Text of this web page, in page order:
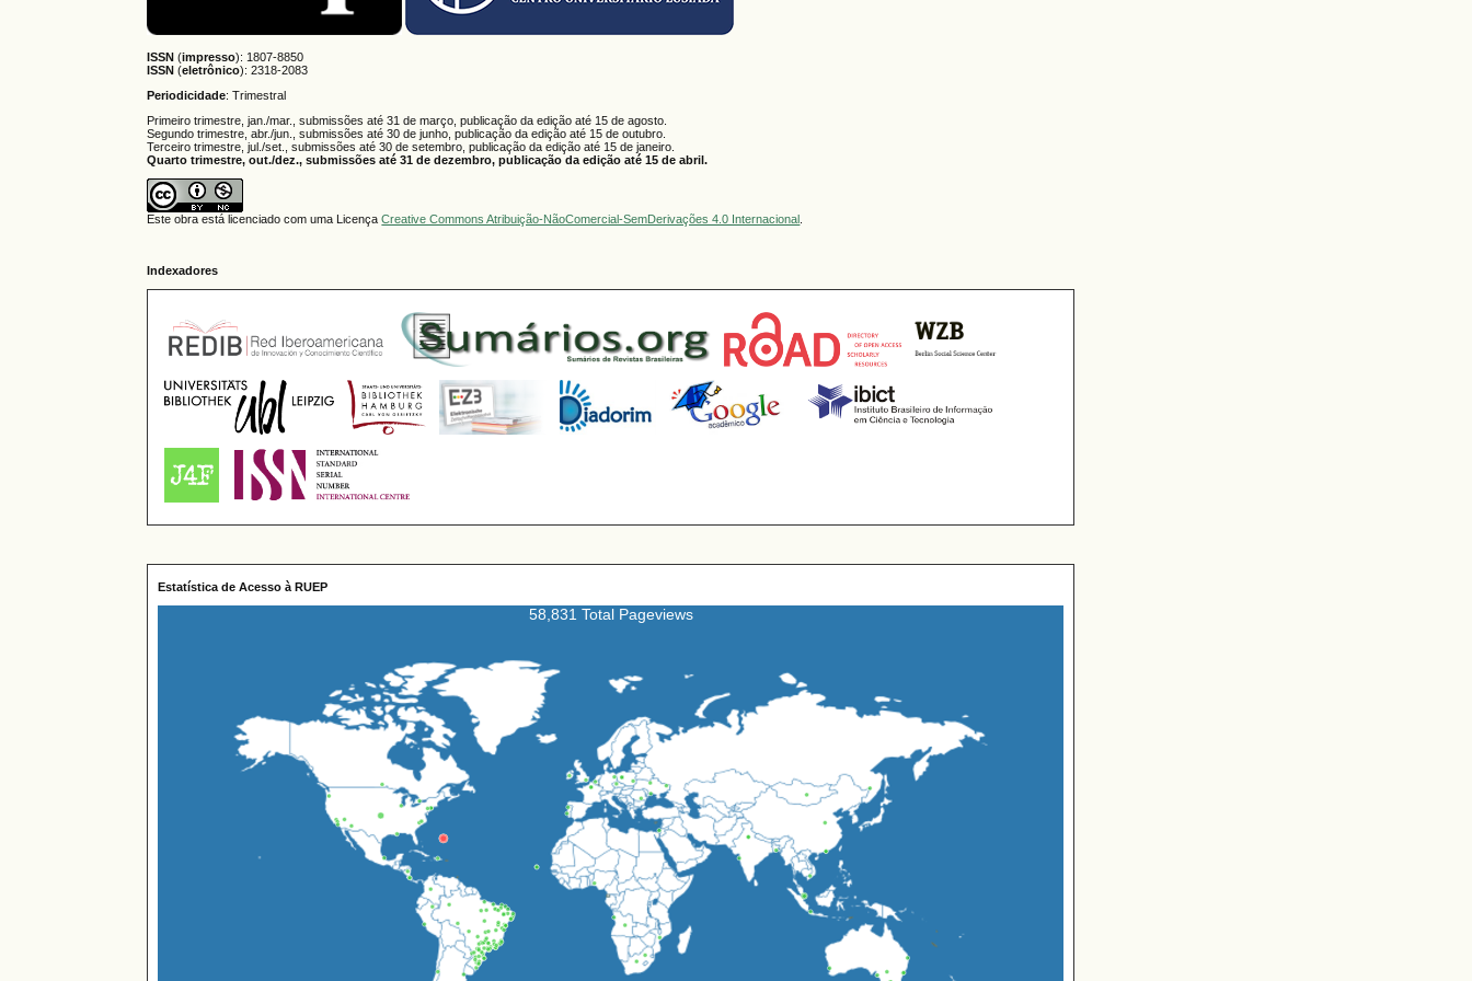
ISSN (impresso): 1807-8850
ISSN (eletrônico):2318-2083
Periodicidade: Trimestral
Primeiro trimestre, jan./mar., submissões até 31 de março, publicação da edição até 15 de agosto.
Segundo trimestre, abr./jun., submissões até 30 de junho, publicação da edição até 15 de outubro.
Terceiro trimestre, jul./set., submissões até 30 de setembro, publicação da edição até 15 de janeiro.
Quarto trimestre, out./dez., submissões até 31 de dezembro, publicação da edição até 15 de abril.
Este obra está licenciado com uma LicençaCreative Commons Atribuição-NãoComercial-SemDerivações 4.0 Internacional
Indexadores
Estatística de Acesso à RUEP
58,831 Total Pageviews